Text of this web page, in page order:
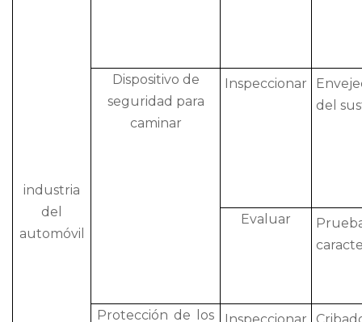
industria
del
automóvil
Dispositivo de
seguridad para
caminar
Inspeccionar
del
Evaluar
Protección de los